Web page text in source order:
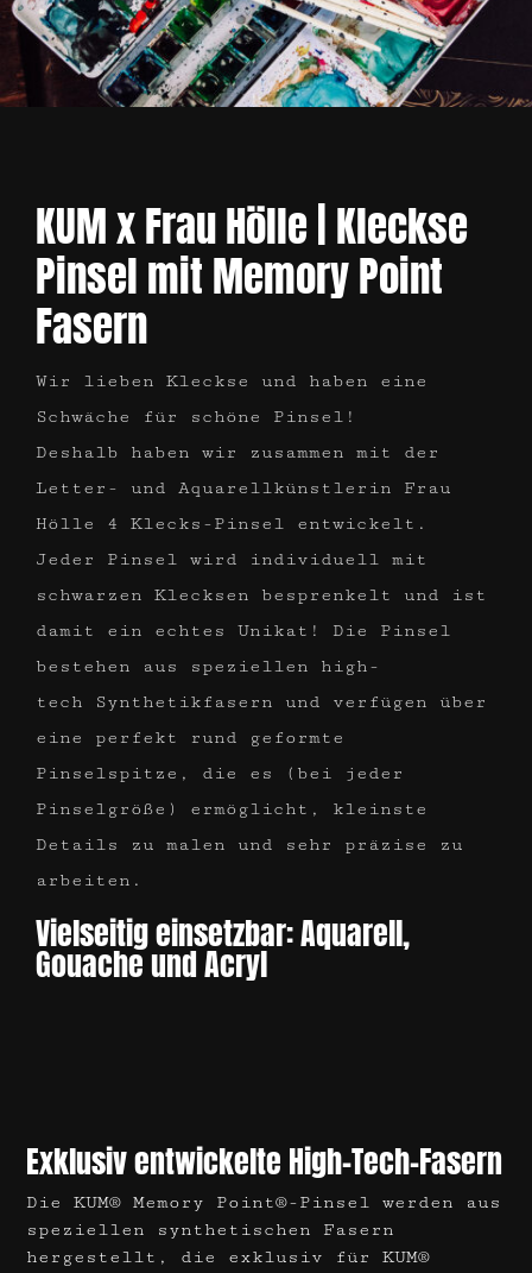
KUM x Frau Hölle Kleckse
Pinsel mit Memory Point
Fasern
Wir lieben Kleckse und haben eine
Schwäche für schöne Pinsel!
Deshalb haben wir zusammen mit der
Letter- und Aquarellkünstlerin Frau
Hölle 4 Klecks-Pinsel entwickelt.
Jeder Pinsel wird individuell mit
schwarzen Klecksen besprenkelt und ist
damit ein echtes Unikat! Die Pinsel
bestehen aus speziellen
high-
tech
Synthetikfasern
und verfügen über
eine perfekt rund geformte
Pinselspitze, die es (bei jeder
Pinselgröße) ermöglicht, kleinste
Details zu malen und sehr präzise zu
arbeiten.
Vielseitig einsetzbar: Aquarell,
Gouache und Acryl
Exklusiv entwickelte High-Tech-Fasern
Die KUM® Memory Point®-Pinsel werden aus
speziellen synthetischen Fasern
hergestellt, die exklusiv für KUM®